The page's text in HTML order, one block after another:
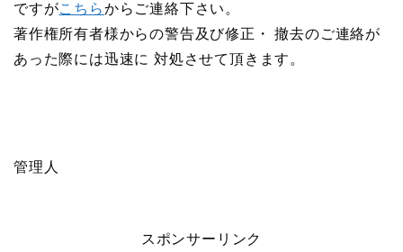
ですがこちらからご連絡下さい。
著作権所有者様からの警告及び修正・ 撤去のご連絡が
あった際には迅速に 対処させて頂きます。
管理人
スポンサーリンク